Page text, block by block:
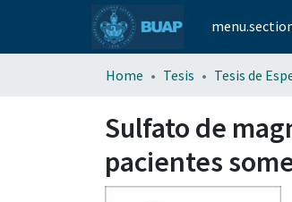
Home Tesis Tesis de
Sulfato de
pacientes